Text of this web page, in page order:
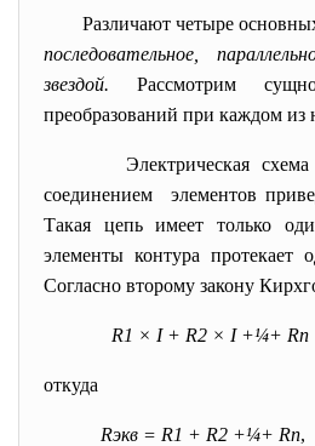
Различают четыре
последовательное,
звездой. Рассмотрим
преобразований при каждом из
Электрическая
соединением элементов
Такая цепь имеет только
элементы контура
Согласно второму закону
R1 × I + R2 × I +¼+ Rn
откуда
Rэкв = R1 + R2 +¼+ Rn